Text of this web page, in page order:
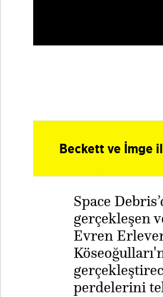
Beckett ve İmge
Space
gerçekleşen
Evren
perdelerini